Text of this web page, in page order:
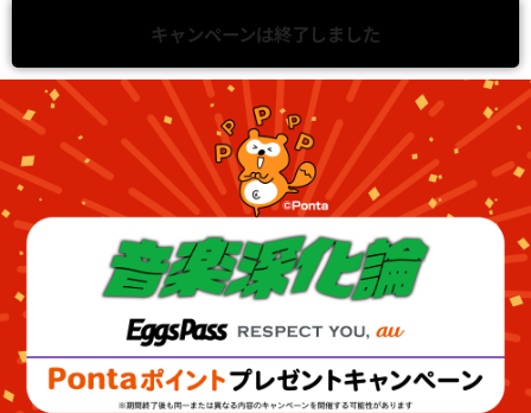
キャンペーンは終了しました